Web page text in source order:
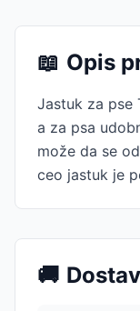
📖 Opis
Jastuk za pse
a za psa
može da se
ceo jastuk je
🚚